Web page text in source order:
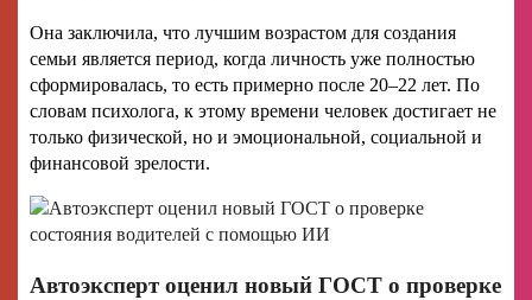
Она заключила, что лучшим возрастом для создания
семьи является период, когда личность уже полностью
сформировалась, то есть примерно после 20–22 лет. По
словам психолога, к этому времени человек достигает не
только физической, но и эмоциональной, социальной и
финансовой зрелости.
Автоэксперт оценил новый ГОСТ о проверке